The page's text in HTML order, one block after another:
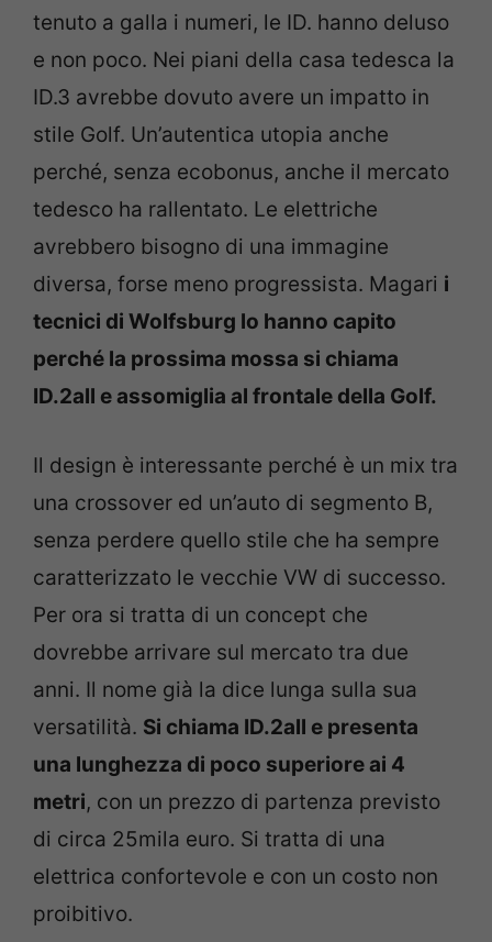
tenuto a galla i numeri, le ID. hanno deluso
e non poco. Nei piani della casa tedesca la
ID.3 avrebbe dovuto avere un impatto in
stile Golf. Un’autentica utopia anche
perché, senza ecobonus, anche il mercato
tedesco ha rallentato. Le elettriche
avrebbero bisogno di una immagine
diversa, forse meno progressista. Magari i
tecnici di Wolfsburg lo hanno capito
perché la prossima mossa si chiama
ID.2all e assomiglia al frontale della Golf.
Il design è interessante perché è un mix tra
una crossover ed un’auto di segmento B,
senza perdere quello stile che ha sempre
caratterizzato le vecchie VW di successo.
Per ora si tratta di un concept che
dovrebbe arrivare sul mercato tra due
anni. Il nome già la dice lunga sulla sua
versatilità. Si chiama ID.2all e presenta
una lunghezza di poco superiore ai 4
metri, con un prezzo di partenza previsto
di circa 25mila euro. Si tratta di una
elettrica confortevole e con un costo non
proibitivo.